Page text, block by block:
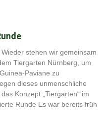
stehen wir gemeinsam
Tiergarten Nürnberg, um
Paviane zu
dieses unmenschliche
Konzept „Tiergarten“ im
Runde Es war bereits früh